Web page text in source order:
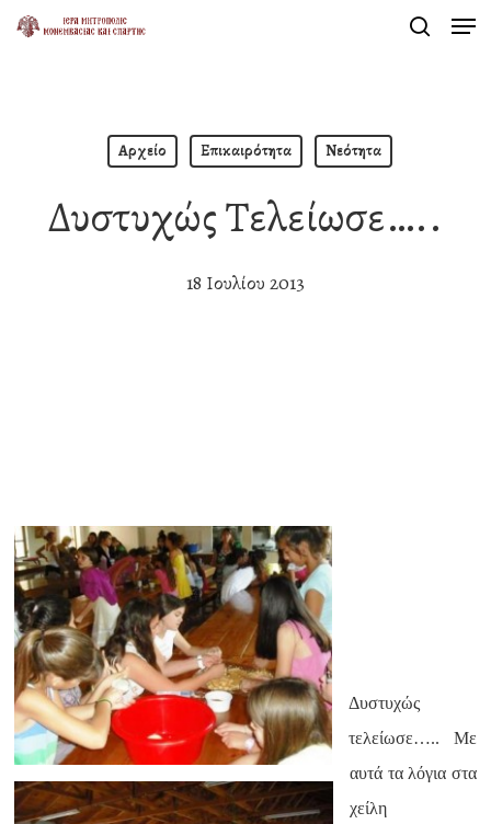
Skip
Αρχείο Επικαιρότητα Νεότητα
Δυστυχώς Τελείωσε…..
18 Ιουλίου 2013
Δυστυχώς
τελείωσε….. Με
αυτά τα λόγια στα
χείλη